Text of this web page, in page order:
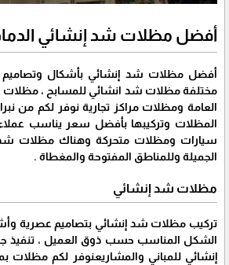
أفضل مظلات شد إنشائي
أفضل مظلات شد إنشائي بأشكال وتصاميم
مختلفة مظلات شد انشائي للمسابح ، مظلات
العامة ومظلات مراكز تجارية نوفر لكم من
المظلات وتركيبها بأفضل سعر يناسب
سيارات ومظلات متحركة وهناك مظلات
الجميلة وللمناطق المفتوحة والمغطاة .
مظلات شد إنشائي
تركيب مظلات شد إنشائي بتصاميم عصرية
الشكل المناسب حسب ذوق العميل ، تنفيذ
إنشائي للمباني والمشاريعنوفر لكم مظلات